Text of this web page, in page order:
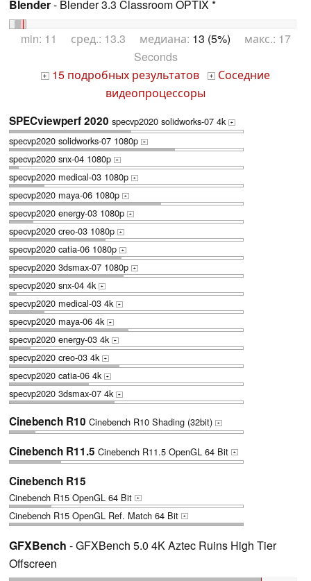
Blender- Blender 3.3 Classroom OPTIX *
min: 11 сред.: 13.3 медиана: 13 (5%) макс.: 17
Seconds
+ 15 подробных результатов +
Соседние
видеопроцессоры
SPECviewperf 2020 specvp2020 solidworks-07 4k +
specvp2020 solidworks-07 1080p +
specvp2020 snx-04 1080p +
specvp2020 medical-03 1080p +
specvp2020 maya-06 1080p +
specvp2020 energy-03 1080p +
specvp2020 creo-03 1080p +
specvp2020 catia-06 1080p +
specvp2020 3dsmax-07 1080p +
specvp2020 snx-04 4k +
specvp2020 medical-03 4k +
specvp2020 maya-06 4k +
specvp2020 energy-03 4k +
specvp2020 creo-03 4k +
specvp2020 catia-06 4k +
specvp2020 3dsmax-07 4k +
Cinebench R10 Cinebench R10 Shading (32bit) +
Cinebench R11.5 Cinebench R11.5 OpenGL 64 Bit +
Cinebench R15
Cinebench R15 OpenGL 64 Bit +
Cinebench R15 OpenGL Ref. Match 64 Bit +
GFXBench - GFXBench 5.0 4K Aztec Ruins High Tier
Offscreen